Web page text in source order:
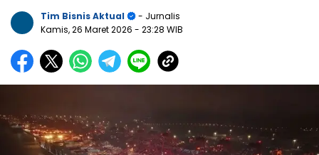
Tim Bisnis Aktual
- Jurnalis
Kamis, 26 Maret 2026 - 23:28 WIB